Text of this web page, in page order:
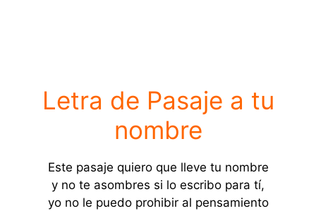
Letra de Pasaje a tu
nombre
Este pasaje quiero que lleve tu nombre
y no te asombres si lo escribo para tí,
yo no le puedo prohibir al pensamiento